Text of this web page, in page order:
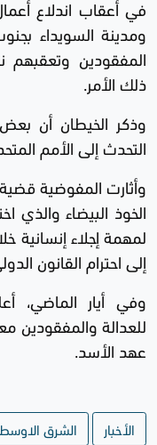
في أعقاب اندلاع
ومدينة السويداء
المفقودين
ذلك الأمر.
وذكر الخيطان أن
التحدث إلى الأمم
وأثارت المفوضية
لمهمة إجلاء إنسانية
إلى احترام القانون
وفي أيار الماضي،
للعدالة والمفقودين
عهد الأسد.
الأخبار الشرق الاوسط